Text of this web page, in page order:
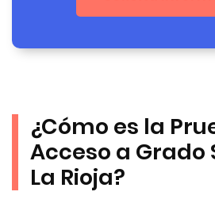
¿Cómo es la
Acceso a Grado
La Rioja?